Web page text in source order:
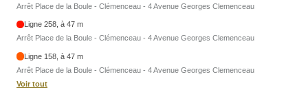
Arrêt Place de la Boule - Clémenceau - 4 Avenue Georges Clemenceau
Ligne 258, à 47 m
Arrêt Place de la Boule - Clémenceau - 4 Avenue Georges Clemenceau
Ligne 158, à 47 m
Arrêt Place de la Boule - Clémenceau - 4 Avenue Georges Clemenceau
Voir tout